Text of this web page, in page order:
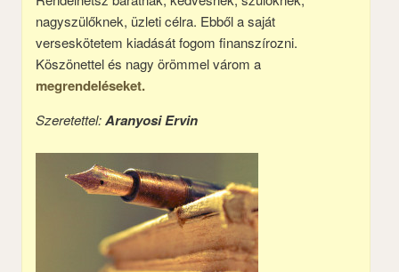
nagyszülőknek, üzleti célra. Ebből a saját
verseskötetem kiadását fogom finanszírozni.
Köszönettel és nagy örömmel várom a
megrendeléseket.
Szeretettel:Aranyosi Ervin